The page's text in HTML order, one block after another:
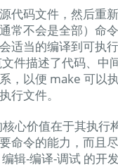
代码文件，然后重
常不会是全部）命
适当的编译到可执行
件描述了代码、中
，以便 make 可以
行文件。
核心价值在于其执行
命令的能力，而且
辑-编译-调试 的开